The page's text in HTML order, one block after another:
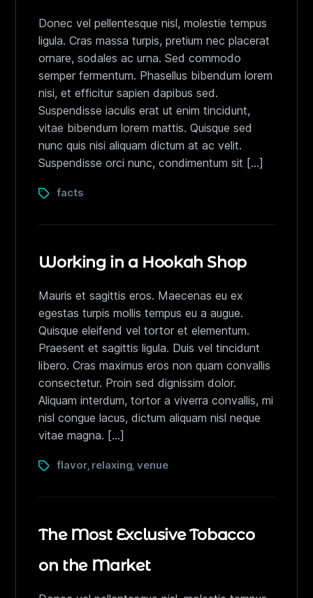
Donec vel pellentesque nisl, molestie tempus
ligula. Cras massa turpis, pretium nec placerat
ornare, sodales ac urna. Sed commodo
semper fermentum. Phasellus bibendum lorem
nisi, et efficitur sapien dapibus sed.
Suspendisse iaculis erat ut enim tincidunt,
vitae bibendum lorem mattis. Quisque sed
nunc quis nisi aliquam dictum at ac velit.
Suspendisse orci nunc, condimentum sit […]
facts
Working in a Hookah Shop
Mauris et sagittis eros. Maecenas eu ex
egestas turpis mollis tempus eu a augue.
Quisque eleifend vel tortor et elementum.
Praesent et sagittis ligula. Duis vel tincidunt
libero. Cras maximus eros non quam convallis
consectetur. Proin sed dignissim dolor.
Aliquam interdum, tortor a viverra convallis, mi
nisl congue lacus, dictum aliquam nisl neque
vitae magna. […]
flavor, relaxing ,venue
The Most Exclusive Tobacco
on the Market